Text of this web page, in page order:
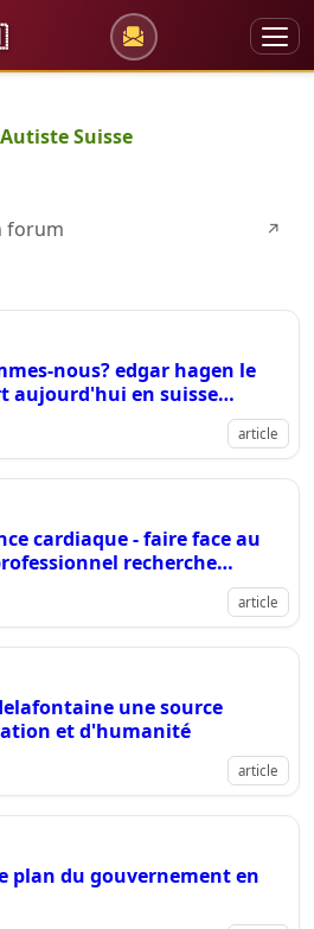
Suisse
forum ↗
nous? edgar hagen le
aujourd'hui en suisse
article
cardiaque - faire face au
recherche
article
une source
et d'humanité
article
plan du gouvernement en